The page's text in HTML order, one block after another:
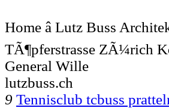
Home â Lutz Buss
TÃ¶pferstrasse ZÃ¼rich
General Wille
lutzbuss.ch
9 Tennisclub tcbuss